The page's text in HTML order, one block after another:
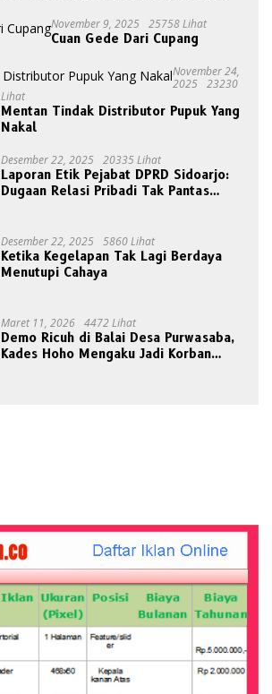
November 9, 2025 25758 Lihat
Cuan Gede Dari Cupang
November 24,
2025 23230
Lihat
Mentan Tindak Distributor Pupuk Yang
Nakal
Desember 22, 2025 20335 Lihat
Laporan Etik Pejabat DPRD Sidoarjo:
Dugaan Relasi Pribadi Tak Pantas
Desember 22, 2025 5860 Lihat
Ketika Kegelapan Tak Lagi Berdaya
Menutupi Cahaya
Maret 11, 2026 4472 Lihat
Demo Ricuh di Balai Desa Purwasaba,
Kades Hoho Mengaku Jadi Korban